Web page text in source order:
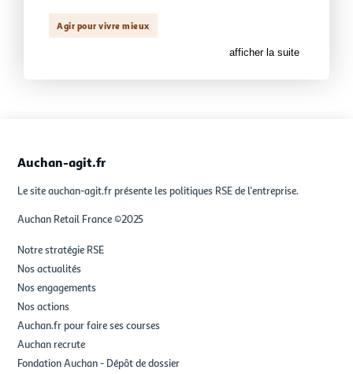
Agir pour vivre mieux
afficher la suite
Auchan-agit.fr
Le site auchan-agit.fr présente les politiques RSE de l'entreprise.
Auchan Retail France ©2025
Notre stratégie RSE
Nos actualités
Nos engagements
Nos actions
Auchan.fr pour faire ses courses
Auchan recrute
Fondation Auchan - Dépôt de dossier